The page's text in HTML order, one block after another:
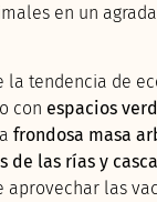
en un
la tendencia de
con espacios
frondosa masa
de las rías y
aprovechar las